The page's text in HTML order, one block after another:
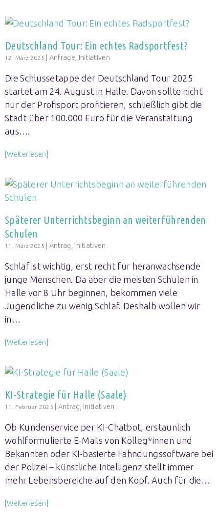
Deutschland Tour: Ein echtes Radsportfest?
12. März 2025 Anfrage Initiativen
Die Schlussetappe der Deutschland Tour 2025
startet am 24. August in Halle. Davon sollte nicht
nur der Profisport profitieren, schließlich gibt die
Stadt über 100.000 Euro für die Veranstaltung
aus….
[Weiterlesen]
Späterer Unterrichtsbeginn an weiterführenden
Schulen
11. März 2025 Antrag Initiativen
Schlaf ist wichtig, erst recht für heranwachsende
junge Menschen. Da aber die meisten Schulen in
Halle vor 8 Uhr beginnen, bekommen viele
Jugendliche zu wenig Schlaf. Deshalb wollen wir
in…
[Weiterlesen]
KI-Strategie für Halle (Saale)
11. Februar 2025 Antrag Initiativen
Ob Kundenservice per KI-Chatbot, erstaunlich
wohlformulierte E-Mails von Kolleg*innen und
Bekannten oder KI-basierte Fahndungssoftware bei
der Polizei – künstliche Intelligenz stellt immer
mehr Lebensbereiche auf den Kopf. Auch für die…
[Weiterlesen]